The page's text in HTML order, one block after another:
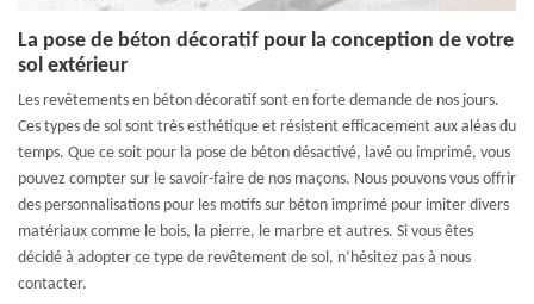
La pose de béton décoratif pour la conception de votre
sol extérieur
Les revêtements en béton décoratif sont en forte demande de nos jours.
Ces types de sol sont très esthétique et résistent efficacement aux aléas du
temps. Que ce soit pour la pose de béton désactivé, lavé ou imprimé, vous
pouvez compter sur le savoir-faire de nos maçons. Nous pouvons vous offrir
des personnalisations pour les motifs sur béton imprimé pour imiter divers
matériaux comme le bois, la pierre, le marbre et autres. Si vous êtes
décidé à adopter ce type de revêtement de sol, n’hésitez pas à nous
contacter.